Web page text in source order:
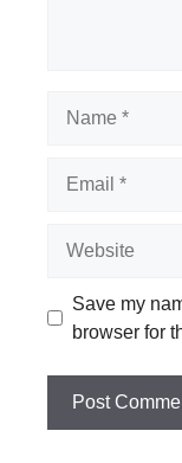
Save my
browser for